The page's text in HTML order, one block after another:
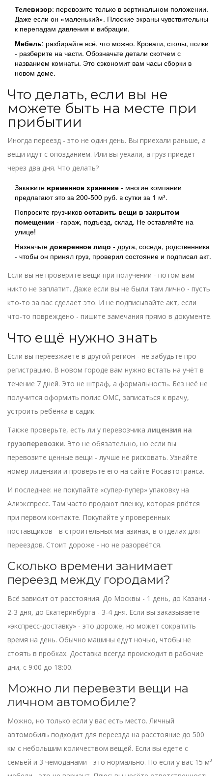
Телевизор: перевозите только в вертикальном положении.
Даже если он «маленький». Плоские экраны чувствительны
к перепадам давления и вибрации.
Мебель: разбирайте всё, что можно. Кровати, столы, полки
- разберите на части. Обозначьте детали скотчем с
названием комнаты. Это сэкономит вам часы сборки в
новом доме.
Что делать, если вы не
можете быть на месте при
прибытии
Иногда переезд - это не один день. Вы приехали раньше, а
вещи идут с опозданием. Или вы уехали, а груз приедет
через два дня. Что делать?
Закажите временное хранение - многие компании
предлагают это за 200-500 руб. в сутки за 1 м³.
Попросите грузчиков оставить вещи в закрытом
помещении - гараж, подъезд, склад. Не оставляйте на
улице!
Назначьте доверенное лицо - друга, соседа, родственника
- чтобы он принял груз, проверил состояние и подписал акт.
Если вы не проверите вещи при получении - потом вам
никто не заплатит. Даже если вы не были там лично - пусть
кто-то за вас сделает это. И не подписывайте акт, если
что-то повреждено - пишите замечания прямо в документе.
Что ещё нужно знать
Если вы переезжаете в другой регион - не забудьте про
регистрацию. В новом городе вам нужно встать на учёт в
течение 7 дней. Это не штраф, а формальность. Без неё не
получится оформить полис ОМС, записаться к врачу,
устроить ребёнка в садик.
Также проверьте, есть ли у перевозчика лицензия на
грузоперевозки. Это не обязательно, но если вы
перевозите ценные вещи - лучше не рисковать. Узнайте
номер лицензии и проверьте его на сайте Росавтотранса.
И последнее: не покупайте «супер-пупер» упаковку на
Алиэкспресс. Там часто продают пленку, которая рвётся
при первом контакте. Покупайте у проверенных
поставщиков - в строительных магазинах, в отделах для
переездов. Стоит дороже - но не разорвётся.
Сколько времени занимает
переезд между городами?
Всё зависит от расстояния. До Москвы - 1 день, до Казани -
2-3 дня, до Екатеринбурга - 3-4 дня. Если вы заказываете
«экспресс-доставку» - это дороже, но может сократить
время на день. Обычно машины едут ночью, чтобы не
стоять в пробках. Доставка всегда происходит в рабочие
дни, с 9:00 до 18:00.
Можно ли перевезти вещи на
личном автомобиле?
Можно, но только если у вас есть место. Личный
автомобиль подходит для переезда на расстояние до 500
км с небольшим количеством вещей. Если вы едете с
семьёй и 3 чемоданами - это нормально. Но если у вас 15 м³